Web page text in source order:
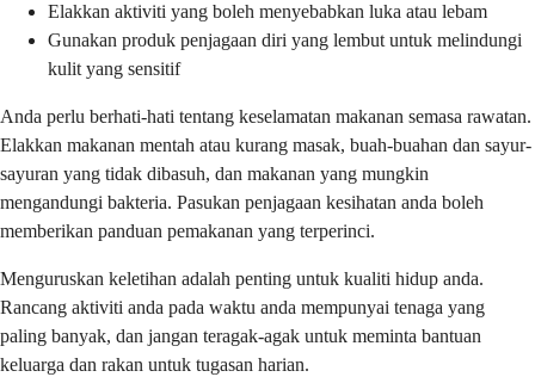
Elakkan aktiviti yang boleh menyebabkan luka atau lebam
Gunakan produk penjagaan diri yang lembut untuk melindungi
kulit yang sensitif
Anda perlu berhati-hati tentang keselamatan makanan semasa rawatan.
Elakkan makanan mentah atau kurang masak, buah-buahan dan sayur-
sayuran yang tidak dibasuh, dan makanan yang mungkin
mengandungi bakteria. Pasukan penjagaan kesihatan anda boleh
memberikan panduan pemakanan yang terperinci.
Menguruskan keletihan adalah penting untuk kualiti hidup anda.
Rancang aktiviti anda pada waktu anda mempunyai tenaga yang
paling banyak, dan jangan teragak-agak untuk meminta bantuan
keluarga dan rakan untuk tugasan harian.